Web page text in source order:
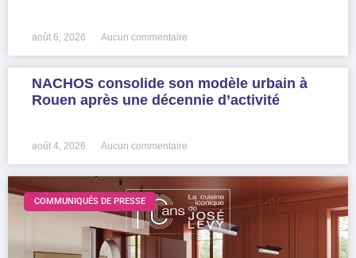
août 6, 2026 Aucun commentaire
NACHOS consolide son modèle urbain à
Rouen après une décennie d’activité
août 4, 2026 Aucun commentaire
COMMUNIQUÉS DE PRESSE